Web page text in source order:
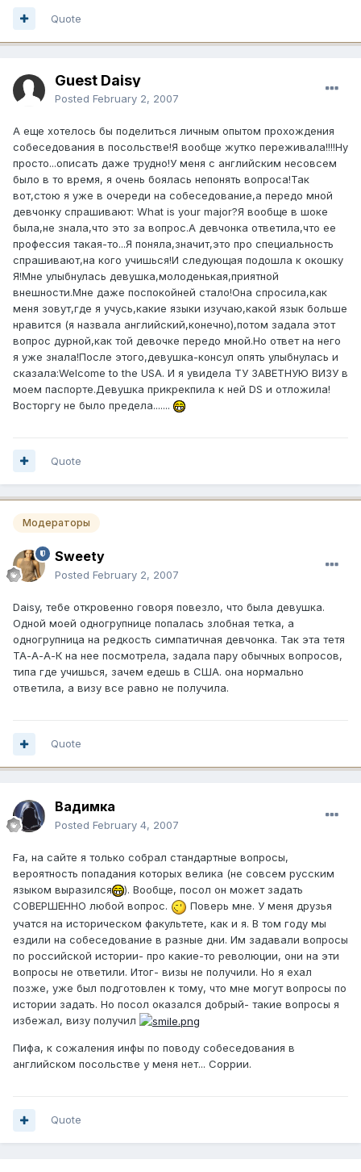
Quote
Guest Daisy
Posted February 2, 2007
А еще хотелось бы поделиться личным опытом прохождения
собеседования в посольстве!Я вообще жутко переживала!!!!Ну
просто...описать даже трудно!У меня с английским несовсем
было в то время, я очень боялась непонять вопроса!Так
вот,стою я уже в очереди на собеседование,а передо мной
девчонку спрашивают: What is your major?Я вообще в шоке
была,не знала,что это за вопрос.А девчонка ответила,что ее
профессия такая-то...Я поняла,значит,это про специальность
спрашивают,на кого учишься!И следующая подошла к окошку
Я!Мне улыбнулась девушка,молоденькая,приятной
внешности.Мне даже поспокойней стало!Она спросила,как
меня зовут,где я учусь,какие языки изучаю,какой язык больше
нравится (я назвала английский,конечно),потом задала этот
вопрос дурной,как той девочке передо мной.Но ответ на него
я уже знала!После этого,девушка-консул опять улыбнулась и
сказала:Welcome to the USA. И я увидела ТУ ЗАВЕТНУЮ ВИЗУ в
моем паспорте.Девушка прикрекпила к ней DS и отложила!
Восторгу не было предела.......
Quote
Модераторы
Sweety
Posted February 2, 2007
Daisy, тебе откровенно говоря повезло, что была девушка.
Одной моей одногрупнице попалась злобная тетка, а
одногрупница на редкость симпатичная девчонка. Так эта тетя
ТА-А-А-К на нее посмотрела, задала пару обычных вопросов,
типа где учишься, зачем едешь в США. она нормально
ответила, а визу все равно не получила.
Quote
Вадимка
Posted February 4, 2007
Fa, на сайте я только собрал стандартные вопросы,
вероятность попадания которых велика (не совсем русским
языком выразился
). Вообще, посол он может задать
СОВЕРШЕННО любой вопрос.
Поверь мне. У меня друзья
учатся на историческом факультете, как и я. В том году мы
ездили на собеседование в разные дни. Им задавали вопросы
по российской истории- про какие-то революции, они на эти
вопросы не ответили. Итог- визы не получили. Но я ехал
позже, уже был подготовлен к тому, что мне могут вопросы по
истории задать. Но посол оказался добрый- такие вопросы я
избежал, визу получил
Пифа, к сожаления инфы по поводу собеседования в
английском посольстве у меня нет... Соррии.
Quote